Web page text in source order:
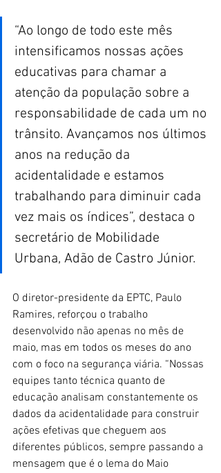
“Ao longo de todo este mês
intensificamos nossas ações
educativas para chamar a
atenção da população sobre a
responsabilidade de cada um no
trânsito. Avançamos nos últimos
anos na redução da
acidentalidade e estamos
trabalhando para diminuir cada
vez mais os índices”, destaca o
secretário de Mobilidade
Urbana, Adão de Castro Júnior.
O diretor-presidente da EPTC, Paulo
Ramires, reforçou o trabalho
desenvolvido não apenas no mês de
maio, mas em todos os meses do ano
com o foco na segurança viária. “Nossas
equipes tanto técnica quanto de
educação analisam constantemente os
dados da acidentalidade para construir
ações efetivas que cheguem aos
diferentes públicos, sempre passando a
mensagem que é o lema do Maio